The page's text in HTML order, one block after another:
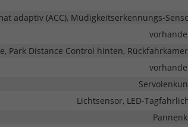
adaptiv (ACC), Müdigkeitserkennungs-
Park Distance Control hinten,
Lichtsensor, LED-